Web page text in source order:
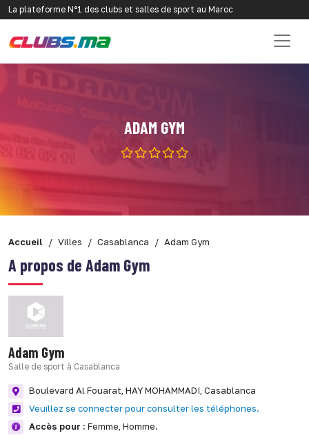
La plateforme N°1 des clubs et salles de sport au Maroc
ADAM GYM
Accueil Villes Casablanca Adam Gym
A propos de Adam Gym
Adam Gym
Salle de sport à Casablanca
Boulevard Al Fouarat, HAY MOHAMMADI, Casablanca
Veuillez se connecter pour consulter les téléphones.
Accès pour : Femme, Homme.